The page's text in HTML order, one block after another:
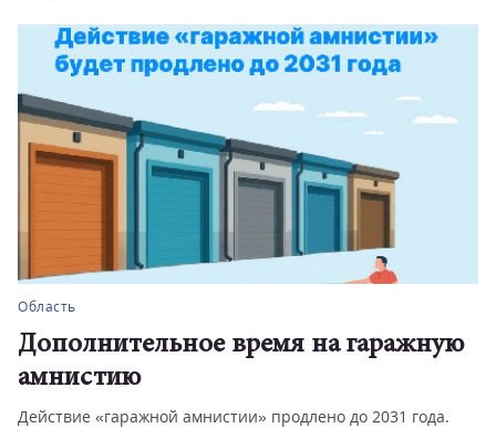
Область
Дополнительное время на гаражную
амнистию
Действие «гаражной амнистии» продлено до 2031 года.